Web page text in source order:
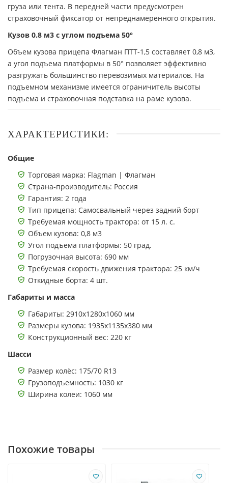
груза или тента. В передней части предусмотрен
страховочный фиксатор от непреднамеренного открытия.
Кузов 0.8 м3 с углом подъема 50°
Объем кузова прицепа Флагман ПТТ-1,5 составляет 0,8 м3,
а угол подъема платформы в 50° позволяет эффективно
разгружать большинство перевозимых материалов. На
подъемном механизме имеется ограничитель высоты
подъема и страховочная подставка на раме кузова.
ХАРАКТЕРИСТИКИ:
Общие
Торговая марка: Flagman | Флагман
Страна-производитель: Россия
Гарантия: 2 года
Тип прицепа: Самосвальный через задний борт
Требуемая мощность трактора: от 15 л. с.
Объем кузова: 0,8 м3
Угол подъема платформы: 50 град.
Погрузочная высота: 690 мм
Требуемая скорость движения трактора: 25 км/ч
Откидные борта: 4 шт.
Габариты и масса
Габариты: 2910х1280х1060 мм
Размеры кузова: 1935х1135х380 мм
Конструкционный вес: 220 кг
Шасси
Размер колёс: 175/70 R13
Грузоподъемность: 1030 кг
Ширина колеи: 1060 мм
Похожие товары